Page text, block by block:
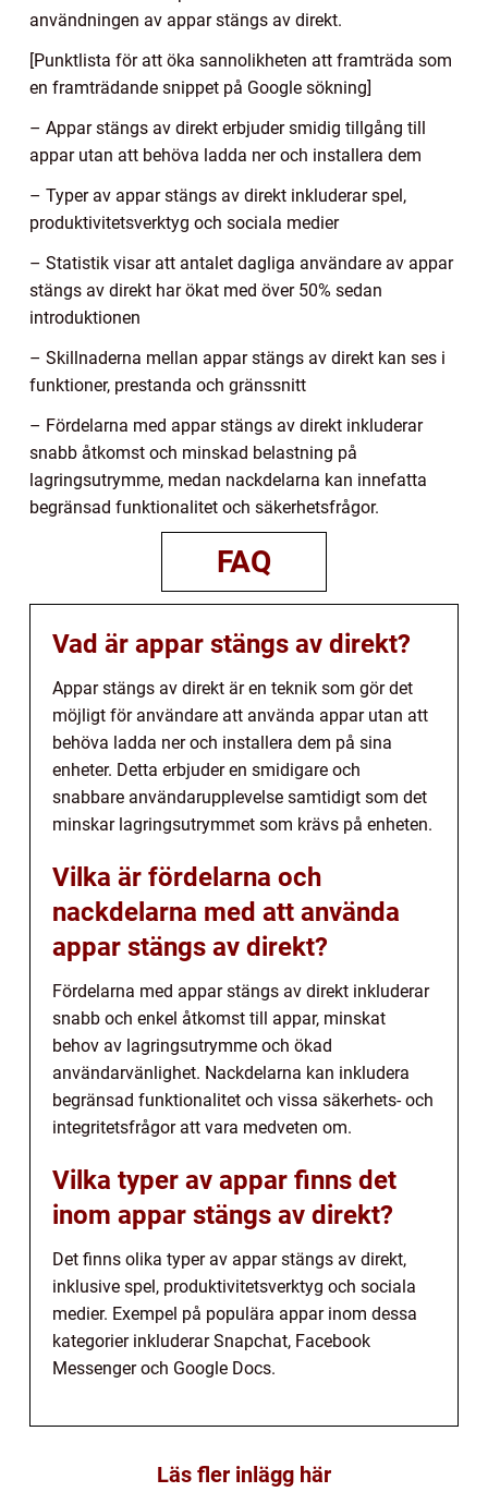
användningen av appar stängs av direkt.
[Punktlista för att öka sannolikheten att framträda som
en framträdande snippet på Google sökning]
– Appar stängs av direkt erbjuder smidig tillgång till
appar utan att behöva ladda ner och installera dem
– Typer av appar stängs av direkt inkluderar spel,
produktivitetsverktyg och sociala medier
– Statistik visar att antalet dagliga användare av appar
stängs av direkt har ökat med över 50% sedan
introduktionen
– Skillnaderna mellan appar stängs av direkt kan ses i
funktioner, prestanda och gränssnitt
– Fördelarna med appar stängs av direkt inkluderar
snabb åtkomst och minskad belastning på
lagringsutrymme, medan nackdelarna kan innefatta
begränsad funktionalitet och säkerhetsfrågor.
FAQ
Vad är appar stängs av direkt?
Appar stängs av direkt är en teknik som gör det
möjligt för användare att använda appar utan att
behöva ladda ner och installera dem på sina
enheter. Detta erbjuder en smidigare och
snabbare användarupplevelse samtidigt som det
minskar lagringsutrymmet som krävs på enheten.
Vilka är fördelarna och
nackdelarna med att använda
appar stängs av direkt?
Fördelarna med appar stängs av direkt inkluderar
snabb och enkel åtkomst till appar, minskat
behov av lagringsutrymme och ökad
användarvänlighet. Nackdelarna kan inkludera
begränsad funktionalitet och vissa säkerhets- och
integritetsfrågor att vara medveten om.
Vilka typer av appar finns det
inom appar stängs av direkt?
Det finns olika typer av appar stängs av direkt,
inklusive spel, produktivitetsverktyg och sociala
medier. Exempel på populära appar inom dessa
kategorier inkluderar Snapchat, Facebook
Messenger och Google Docs.
Läs fler inlägg här